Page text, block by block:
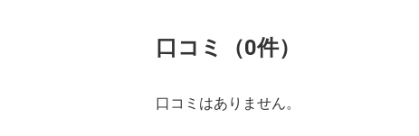
口コミ（0件）
口コミはありません。